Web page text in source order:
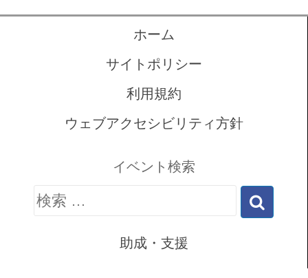
ホーム
サイトポリシー
利用規約
ウェブアクセシビリティ方針
イベント検索
検
助成・支援